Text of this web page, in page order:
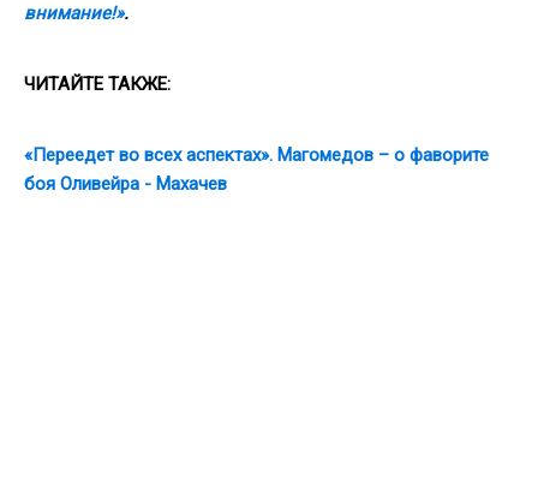
внимание!».
ЧИТАЙТЕ ТАКЖЕ:
«Переедет во всех аспектах». Магомедов – о фаворите
боя Оливейра - Махачев